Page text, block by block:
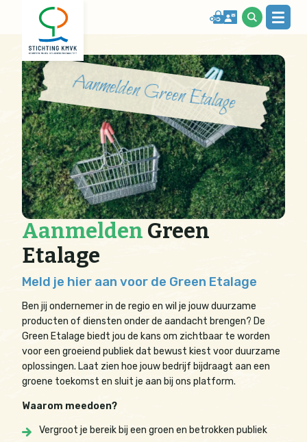
Aanmelden Green
Etalage
Meld je hier aan voor de Green Etalage
Ben jij ondernemer in de regio en wil je jouw duurzame
producten of diensten onder de aandacht brengen? De
Green Etalage biedt jou de kans om zichtbaar te worden
voor een groeiend publiek dat bewust kiest voor duurzame
oplossingen. Laat zien hoe jouw bedrijf bijdraagt aan een
groene toekomst en sluit je aan bij ons platform.
Waarom meedoen?
Vergroot je bereik bij een groen en betrokken publiek
Aanmelden Green Etalage